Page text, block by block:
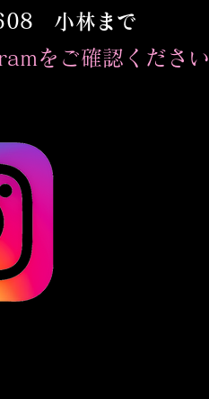
小林まで
をご確認ください